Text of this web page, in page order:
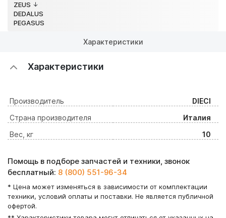
ZEUS
DEDALUS
PEGASUS
Характеристики
Характеристики
Производитель
DIECI
Страна производителя
Италия
Вес, кг
10
Помощь в подборе запчастей и техники, звонок
бесплатный: 8 (800) 551-96-34
* Цена может изменяться в зависимости от комплектации
техники, условий оплаты и поставки. Не является публичной
офертой.